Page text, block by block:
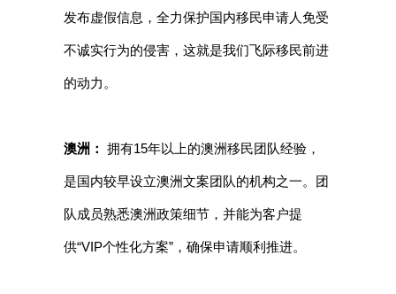
发布虚假信息，全力保护国内移民申请人免受
不诚实行为的侵害，这就是我们飞际移民前进
的动力。
澳洲： 拥有15年以上的澳洲移民团队经验，
是国内较早设立澳洲文案团队的机构之一。团
队成员熟悉澳洲政策细节，并能为客户提
供“VIP个性化方案”，确保申请顺利推进。